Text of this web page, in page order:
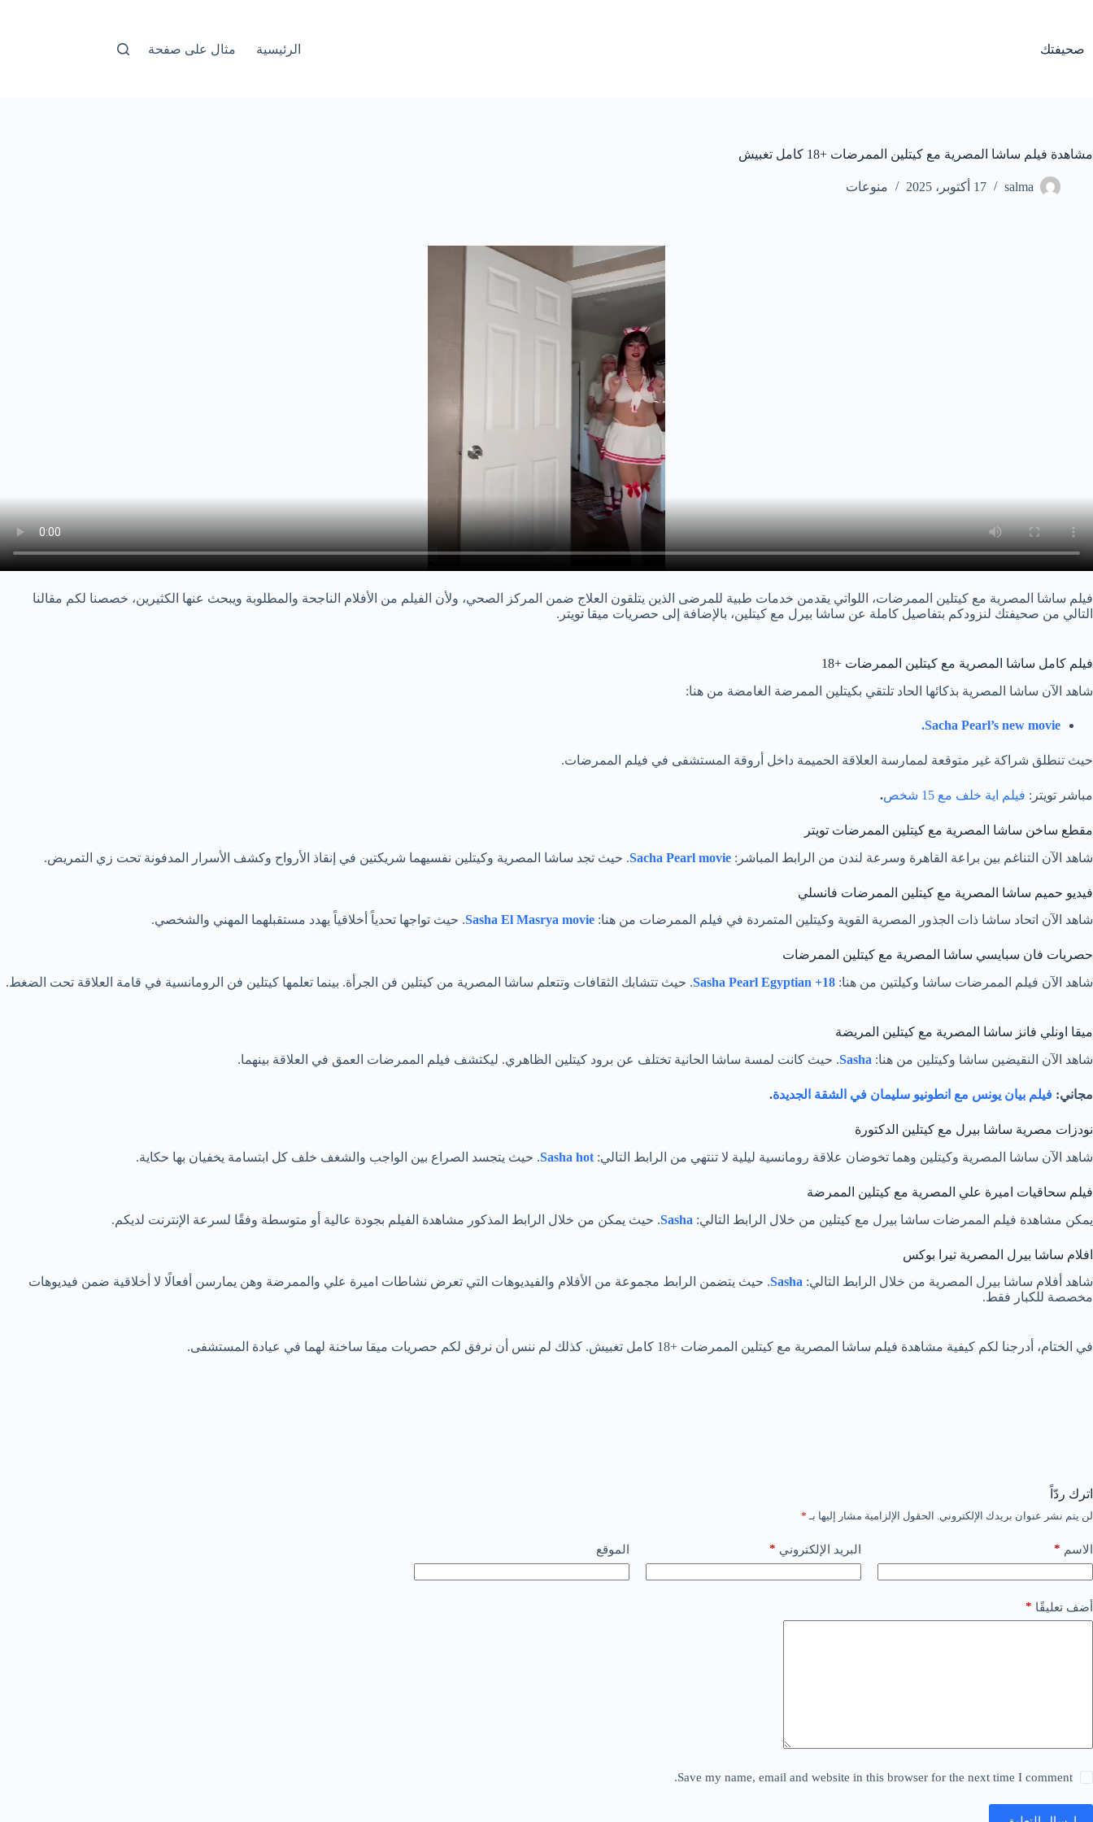
صحيفتك الرئيسية مثال على صفحة
مشاهدة فيلم ساشا المصرية مع كيتلين الممرضات +18 كامل تغبيش
salma 17 أكتوبر، 2025 منوعات
فيلم ساشا المصرية مع كيتلين الممرضات، اللواتي يقدمن خدمات طبية للمرضى الذين يتلقون العلاج ضمن المركز الصحي، ولأن الفيلم من الأفلام الناجحة والمطلوبة ويبحث عنها الكثيرين، خصصنا لكم مقالنا
التالي من صحيفتك لنزودكم بتفاصيل كاملة عن ساشا بيرل مع كيتلين، بالإضافة إلى حصريات ميقا تويتر.
فيلم كامل ساشا المصرية مع كيتلين الممرضات +18
شاهد الآن ساشا المصرية بذكائها الحاد تلتقي بكيتلين الممرضة الغامضة من هنا:
Sacha Pearl’s new movie.
حيث تنطلق شراكة غير متوقعة لممارسة العلاقة الحميمة داخل أروقة المستشفى في فيلم الممرضات.
مباشر تويتر: فيلم اية خلف مع 15 شخص .
مقطع ساخن ساشا المصرية مع كيتلين الممرضات تويتر
شاهد الآن التناغم بين براعة القاهرة وسرعة لندن من الرابط المباشر:
. حيث تجد ساشا المصرية وكيتلين نفسيهما شريكتين في إنقاذ الأرواح وكشف الأسرار المدفونة تحت زي التمريض.
فيديو حميم ساشا المصرية مع كيتلين الممرضات فانسلي
شاهد الآن اتحاد ساشا ذات الجذور المصرية القوية وكيتلين المتمردة في فيلم الممرضات من هنا: Sasha El Masrya movie. حيث تواجها تحدياً أخلاقياً يهدد مستقبلهما المهني والشخصي.
حصريات فان سبايسي ساشا المصرية مع كيتلين الممرضات
شاهد الآن فيلم الممرضات ساشا وكيلتين من هنا:
. حيث تتشابك الثقافات وتتعلم ساشا المصرية من كيتلين فن الجرأة. بينما تعلمها كيتلين فن الرومانسية في قامة العلاقة تحت الضغط.
ميقا اونلي فانز ساشا المصرية مع كيتلين المريضة
شاهد الآن النقيضين ساشا وكيتلين من هنا: Sasha. حيث كانت لمسة ساشا الحانية تختلف عن برود كيتلين الظاهري. ليكتشف فيلم الممرضات العمق في العلاقة بينهما.
مجاني: فيلم بيان يونس مع انطونيو سليمان في الشقة الجديدة.
نودزات مصرية ساشا بيرل مع كيتلين الدكتورة
شاهد الآن ساشا المصرية وكيتلين وهما تخوضان علاقة رومانسية ليلية لا تنتهي من الرابط التالي: Sasha hot. حيث يتجسد الصراع بين الواجب والشغف خلف كل ابتسامة يخفيان بها حكاية.
فيلم سحاقيات اميرة علي المصرية مع كيتلين الممرضة
يمكن مشاهدة فيلم الممرضات ساشا بيرل مع كيتلين من خلال الرابط التالي: Sasha. حيث يمكن من خلال الرابط المذكور مشاهدة الفيلم بجودة عالية أو متوسطة وفقًا لسرعة الإنترنت لديكم.
افلام ساشا بيرل المصرية تيرا بوكس
شاهد أفلام ساشا بيرل المصرية من خلال الرابط التالي: Sasha. حيث يتضمن الرابط مجموعة من الأفلام والفيديوهات التي تعرض نشاطات اميرة علي والممرضة وهن يمارسن أفعالًا لا أخلاقية ضمن فيديوهات
مخصصة للكبار فقط.
في الختام، أدرجنا لكم كيفية مشاهدة فيلم ساشا المصرية مع كيتلين الممرضات +18 كامل تغبيش. كذلك لم ننس أن نرفق لكم حصريات ميقا ساخنة لهما في عيادة المستشفى.
اترك ردّاً
لن يتم نشر عنوان بريدك الإلكتروني. الحقول الإلزامية مشار إليها بـ *
الاسم * البريد الإلكتروني * الموقع
أضف تعليقًا *
Save my name, email and website in this browser for the next time I comment.